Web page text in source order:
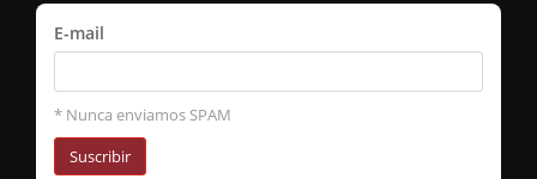
E-mail
* Nunca enviamos SPAM
Suscribir